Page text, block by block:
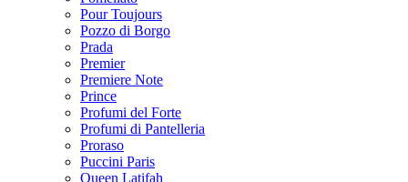
Pour Toujours
Pozzo di Borgo
Prada
Premier
Premiere Note
Prince
Profumi del Forte
Profumi di Pantelleria
Proraso
Puccini Paris
Queen Latifah